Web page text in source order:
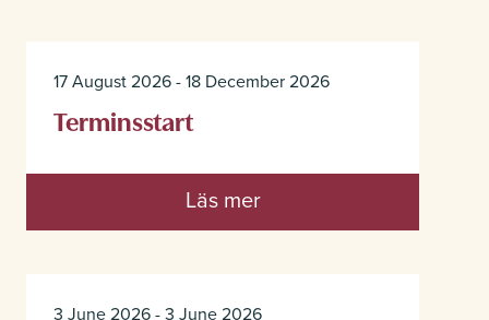
17 August 2026 - 18 December 2026
Terminsstart
Läs mer
3 June 2026 - 3 June 2026